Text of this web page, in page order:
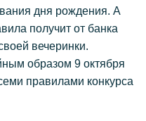
дня рождения. А
получит от банка
вечеринки.
образом 9 октября
правилами конкурса